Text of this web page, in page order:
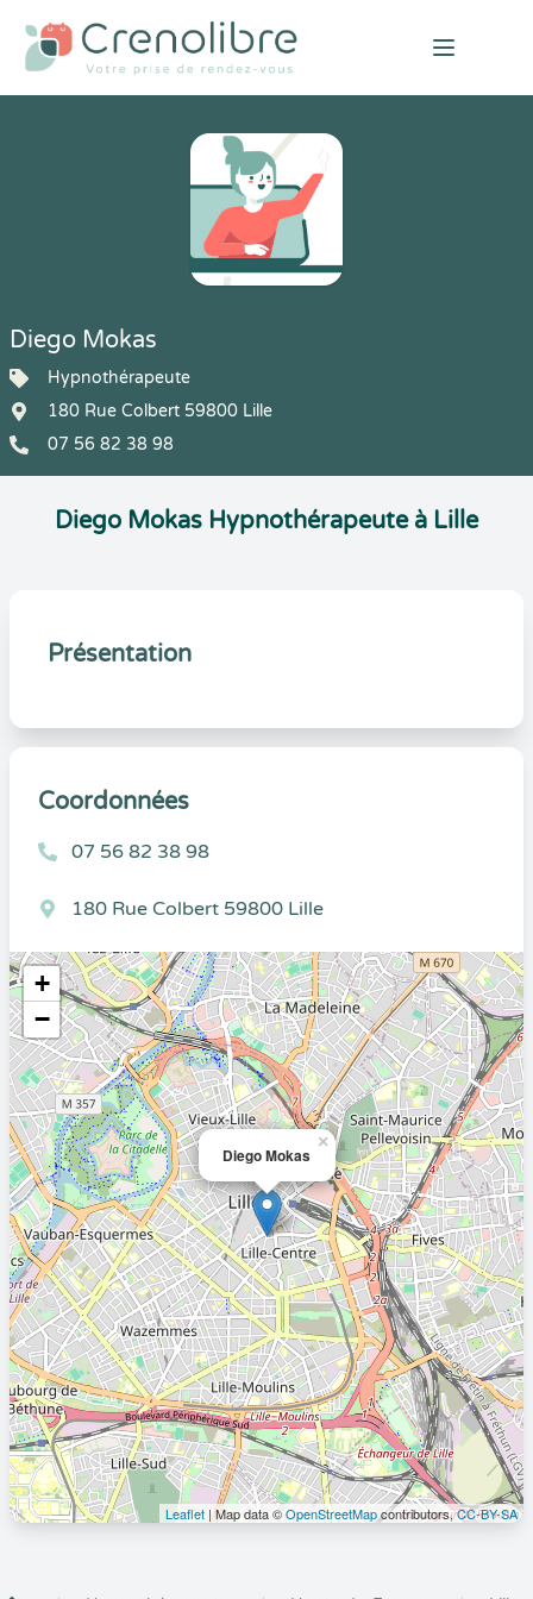
Open
Diego Mokas
Hypnothérapeute
180 Rue Colbert 59800 Lille
07 56 82 38 98
Diego Mokas Hypnothérapeute à Lille
Présentation
Coordonnées
07 56 82 38 98
180 Rue Colbert 59800 Lille
Diego Mokas
×
+
−
Leaflet| Map data ©OpenStreetMapcontributors,CC-BY-SA